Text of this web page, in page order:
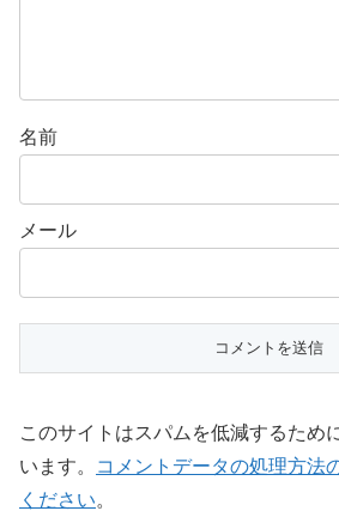
名前
メール
このサイトはスパムを低減するため
います。
コメントデータの処理方法
ください。